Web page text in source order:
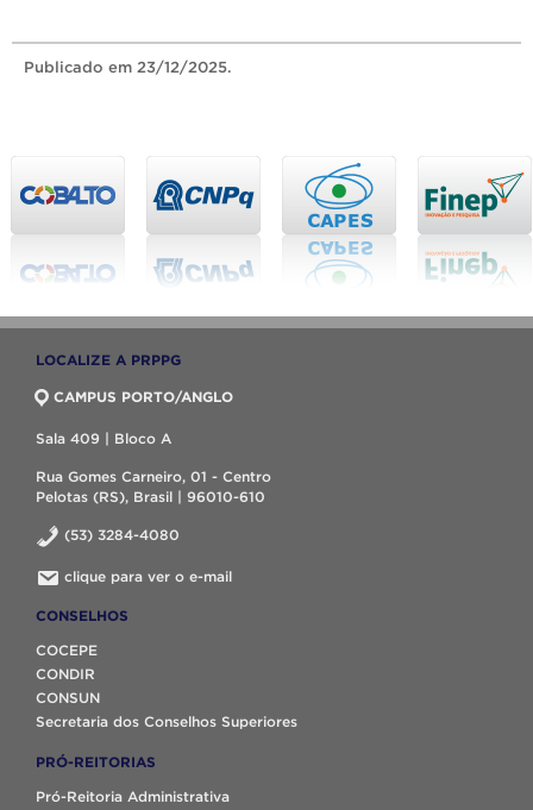
Publicado em 23/12/2025.
LOCALIZE A PRPPG
CAMPUS PORTO/ANGLO
Sala 409 | Bloco A
Rua Gomes Carneiro, 01 - Centro
Pelotas (RS), Brasil | 96010-610
(53) 3284-4080
clique para ver o e-mail
CONSELHOS
COCEPE
CONDIR
CONSUN
Secretaria dos Conselhos Superiores
PRÓ-REITORIAS
Pró-Reitoria Administrativa